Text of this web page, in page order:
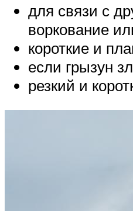
для связи с
воркование
короткие и
если грызун
резкий и